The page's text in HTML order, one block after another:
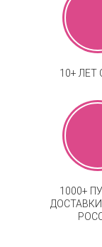
10+ ЛЕТ
1000+